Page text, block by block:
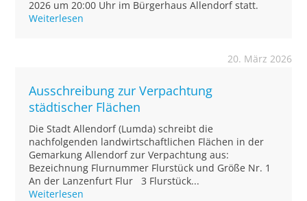
2026 um 20:00 Uhr im Bürgerhaus Allendorf statt.
Weiterlesen
20. März 2026
Ausschreibung zur Verpachtung
städtischer Flächen
Die Stadt Allendorf (Lumda) schreibt die
nachfolgenden landwirtschaftlichen Flächen in der
Gemarkung Allendorf zur Verpachtung aus:
Bezeichnung Flurnummer Flurstück und Größe Nr. 1
An der Lanzenfurt Flur 3 Flurstück...
Weiterlesen